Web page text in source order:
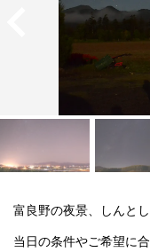
富良野の夜景、しんと
当日の条件やご希望に